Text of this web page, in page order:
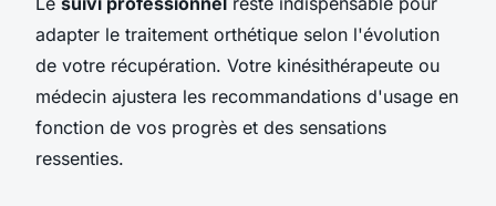
adapter le traitement orthétique selon l'évolution
de votre récupération. Votre kinésithérapeute ou
médecin ajustera les recommandations d'usage en
fonction de vos progrès et des sensations
ressenties.